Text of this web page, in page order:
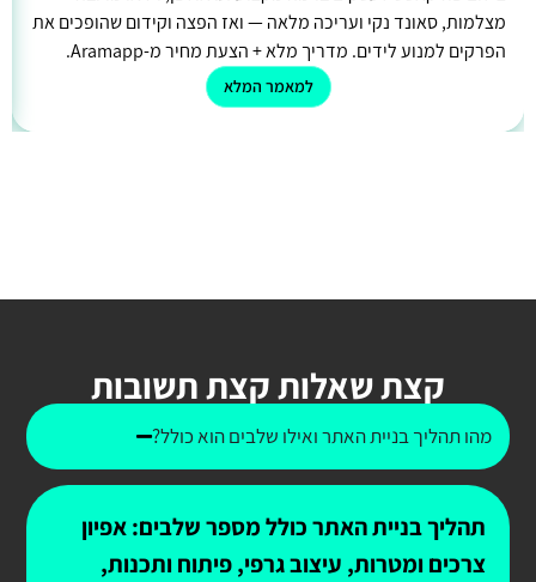
מצלמות, סאונד נקי ועריכה מלאה — ואז הפצה וקידום שהופכים את
הפרקים למנוע לידים. מדריך מלא + הצעת מחיר מ-Aramapp.
למאמר המלא
קצת שאלות קצת תשובות
מהו תהליך בניית האתר ואילו שלבים הוא כולל?
תהליך בניית האתר כולל מספר שלבים: אפיון
צרכים ומטרות, עיצוב גרפי, פיתוח ותכנות,